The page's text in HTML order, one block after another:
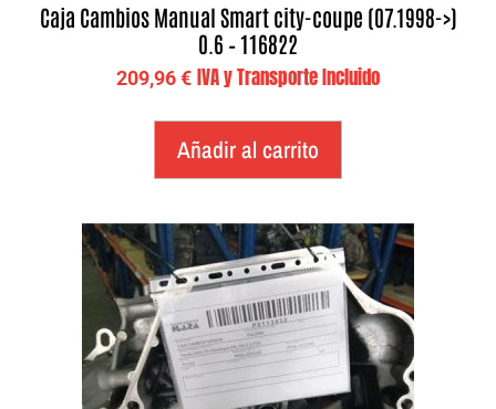
Caja Cambios Manual Smart city-coupe (07.1998->)
0.6 – 116822
209,96€ IVA y Transporte Incluido
Añadir al carrito